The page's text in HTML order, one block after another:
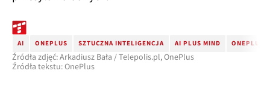
AI ONEPLUS SZTUCZNA INTELIGENCJA AI PLUS MIND ONEPLUS
Źródła zdjęć: Arkadiusz Bała / Telepolis.pl, OnePlus
Źródła tekstu: OnePlus